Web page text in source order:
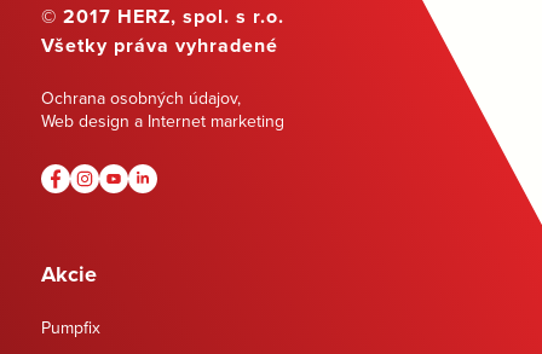
© 2017 HERZ, spol. s r.o.
Všetky práva vyhradené
Ochrana osobných údajov,
Web design a Internet marketing
Akcie
Pumpfix